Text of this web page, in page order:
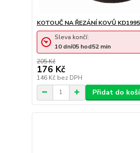
KOTOUČ NA ŘEZÁNÍ KOVŮ KD1995
205 Kč
176 Kč
146 Kč bez DPH
Sleva končí:
10 dní05 hod52 min
Přidat do